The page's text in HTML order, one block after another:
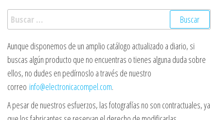
Buscar:
Aunque disponemos de un amplio catálogo actualizado a diario, si
buscas algún producto que no encuentras o tienes alguna duda sobre
ellos, no dudes en pedírnoslo a través de nuestro
correo info@electronicacompel.com.
A pesar de nuestros esfuerzos, las fotografías no son contractuales, ya